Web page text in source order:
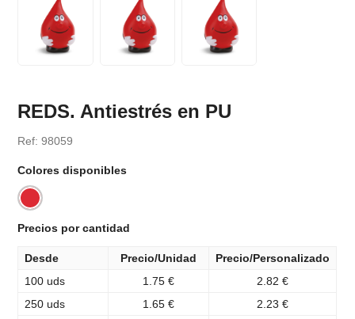
REDS. Antiestrés en PU
Ref: 98059
Colores disponibles
Precios por cantidad
Desde Precio/Unidad
Precio/Personalizado
100 uds
1.75 €
2.82 €
250 uds
1.65 €
2.23 €